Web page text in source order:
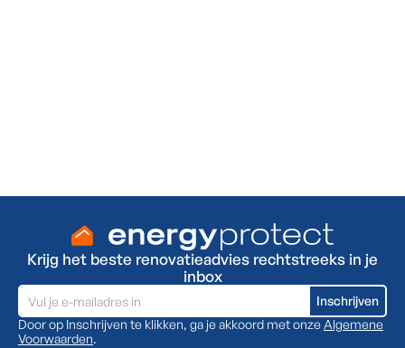
Krijg het beste renovatieadvies rechtstreeks in je
inbox
Door op Inschrijven te klikken, ga je akkoord met onze Algemene
Voorwaarden.